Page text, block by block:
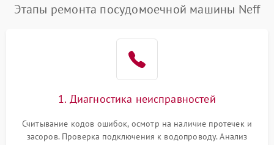
Этапы ремонта посудомоечной машины Neff
1. Диагностика неисправностей
Считывание кодов ошибок, осмотр на наличие протечек и
засоров. Проверка подключения к водопроводу. Анализ